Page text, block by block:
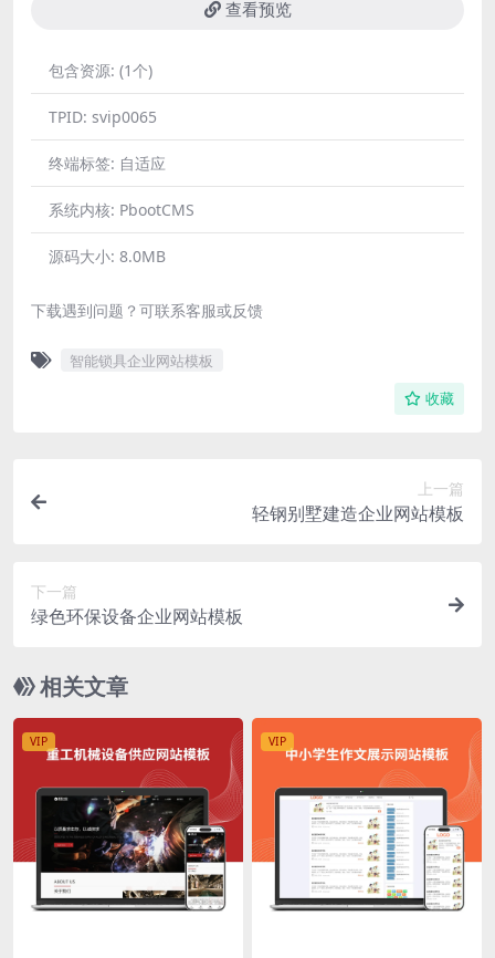
查看预览
包含资源: (1个)
TPID: svip0065
终端标签: 自适应
系统内核: PbootCMS
源码大小: 8.0MB
下载遇到问题？可联系客服或反馈
智能锁具企业网站模板
收藏
上一篇
轻钢别墅建造企业网站模板
下一篇
绿色环保设备企业网站模板
相关文章
VIP VIP